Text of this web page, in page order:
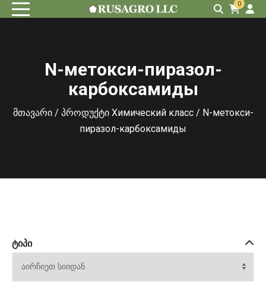
0
N-метокси-пиразол-
карбоксамиды
მთავარი/ პროდუქტი Химический класс / N-метокси-
пиразол-карбоксамиды
ᲢᲘᲞᲘ